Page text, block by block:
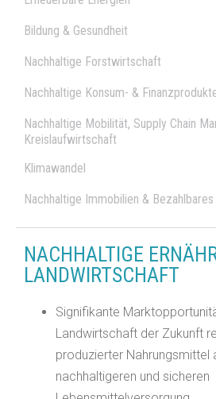
Bildung & Gesundheit
Nachhaltige Forstwirtschaft
Nachhaltige Konsum- &
Nachhaltige Mobilität, Supply Chain
Kreislaufwirtschaft
Klimawandel
Nachhaltige Immobilien & Bezahlbares
NACHHALTIGE
LANDWIRTSCHAFT
Signifikante
Landwirtschaft der Zukunft
produzierter Nahrungsmittel
nachhaltigeren und sicheren